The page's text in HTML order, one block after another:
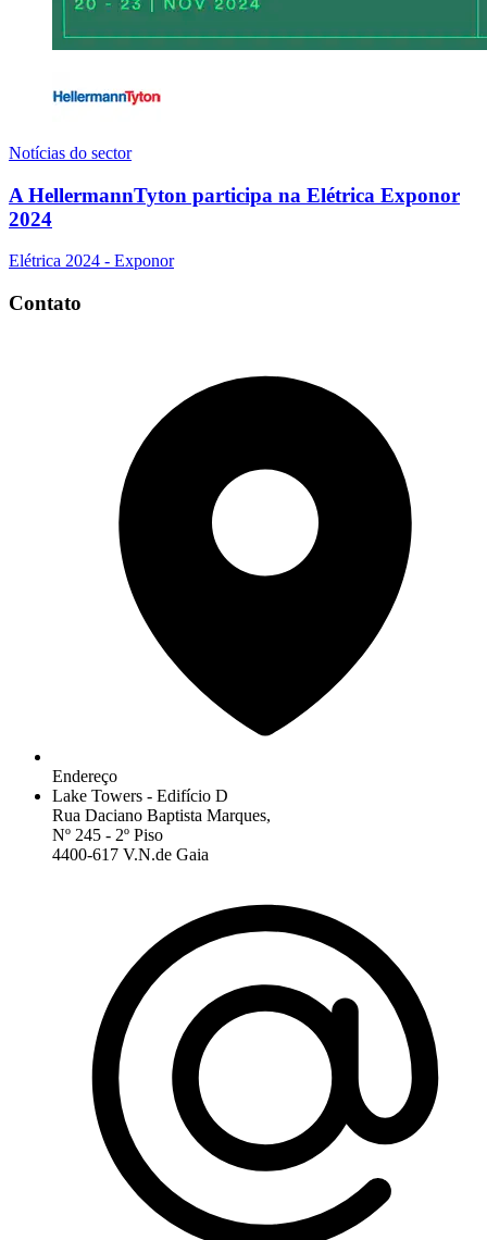
Notícias do sector
A HellermannTyton participa na Elétrica Exponor
2024
Elétrica 2024 - Exponor
Contato
Endereço
Lake Towers - Edifício D
Rua Daciano Baptista Marques,
Nº 245 - 2º Piso
4400-617 V.N.de Gaia